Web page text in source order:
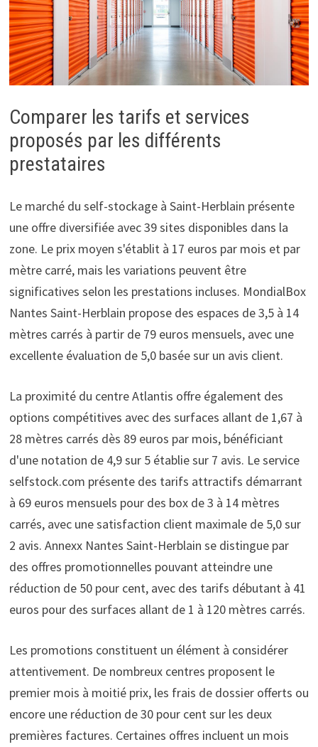
Comparer les tarifs et services
proposés par les différents
prestataires
Le marché du self-stockage à Saint-Herblain présente
une offre diversifiée avec 39 sites disponibles dans la
zone. Le prix moyen s'établit à 17 euros par mois et par
mètre carré, mais les variations peuvent être
significatives selon les prestations incluses. MondialBox
Nantes Saint-Herblain propose des espaces de 3,5 à 14
mètres carrés à partir de 79 euros mensuels, avec une
excellente évaluation de 5,0 basée sur un avis client.
La proximité du centre Atlantis offre également des
options compétitives avec des surfaces allant de 1,67 à
28 mètres carrés dès 89 euros par mois, bénéficiant
d'une notation de 4,9 sur 5 établie sur 7 avis. Le service
selfstock.com présente des tarifs attractifs démarrant
à 69 euros mensuels pour des box de 3 à 14 mètres
carrés, avec une satisfaction client maximale de 5,0 sur
2 avis. Annexx Nantes Saint-Herblain se distingue par
des offres promotionnelles pouvant atteindre une
réduction de 50 pour cent, avec des tarifs débutant à 41
euros pour des surfaces allant de 1 à 120 mètres carrés.
Les promotions constituent un élément à considérer
attentivement. De nombreux centres proposent le
premier mois à moitié prix, les frais de dossier offerts ou
encore une réduction de 30 pour cent sur les deux
premières factures. Certaines offres incluent un mois